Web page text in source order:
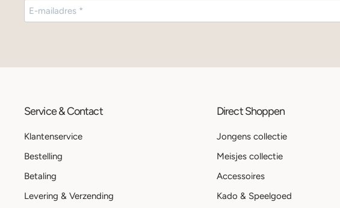
Service & Contact
Klantenservice
Bestelling
Betaling
Levering & Verzending
Direct Shoppen
Jongens collectie
Meisjes collectie
Accessoires
Kado & Speelgoed